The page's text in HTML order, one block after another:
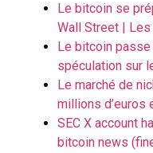
Le bitcoin se
Wall Street | Les
Le bitcoin
spéculation sur
Le marché de
millions d’euros
SEC X account
bitcoin news